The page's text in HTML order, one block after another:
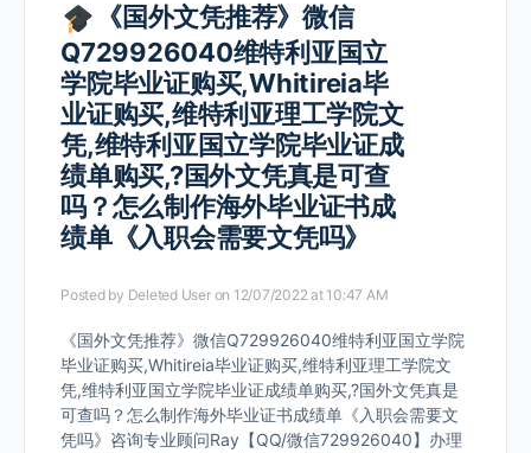
《国外文凭推荐》微信
Q729926040维特利亚国立
学院毕业证购买,Whitireia毕
业证购买,维特利亚理工学院文
凭,维特利亚国立学院毕业证成
绩单购买,?国外文凭真是可查
吗？怎么制作海外毕业证书成
绩单《入职会需要文凭吗》
Posted by Deleted User on 12/07/2022 at 10:47 AM
《国外文凭推荐》微信Q729926040维特利亚国立学院
毕业证购买,Whitireia毕业证购买,维特利亚理工学院文
凭,维特利亚国立学院毕业证成绩单购买,?国外文凭真是
可查吗？怎么制作海外毕业证书成绩单《入职会需要文
凭吗》咨询专业顾问Ray【QQ/微信729926040】办理